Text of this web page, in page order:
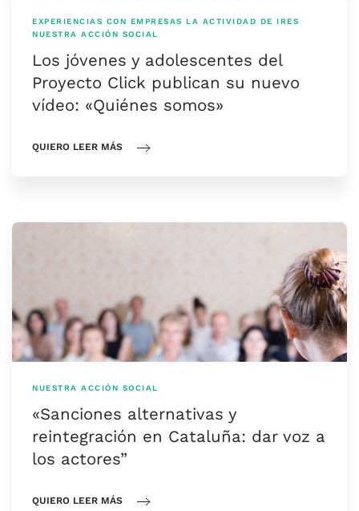
EXPERIENCIAS CON EMPRESAS LA ACTIVIDAD DE IRES
NUESTRA ACCIÓN SOCIAL
Los jóvenes y adolescentes del
Proyecto Click publican su nuevo
vídeo: «Quiénes somos»
QUIERO LEER MÁS
NUESTRA ACCIÓN SOCIAL
«Sanciones alternativas y
reintegración en Cataluña: dar voz a
los actores”
QUIERO LEER MÁS